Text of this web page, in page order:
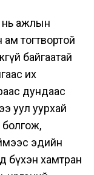
нь ажлын
тогтвортой
байгаатай
их
дундаас
уул уурхай
болгож,
эдийн
бүхэн хамтран